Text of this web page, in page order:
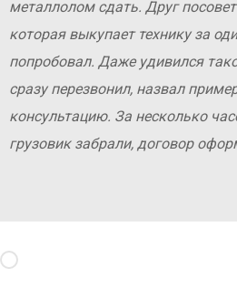
металлолом сдать. Друг
которая выкупает технику за
попробовал. Даже удивился
сразу перезвонил, назвал
консультацию. За несколько
грузовик забрали, договор